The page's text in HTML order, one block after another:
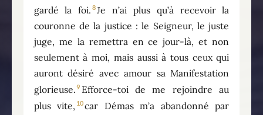
gardé la foi. 8Je n’ai plus qu’à recevoir la
couronne de la justice : le Seigneur, le juste
juge, me la remettra en ce jour-là, et non
seulement à moi, mais aussi à tous ceux qui
auront désiré avec amour sa Manifestation
glorieuse.9 Efforce-toi de me rejoindre au
plus vite, 10car Démas m’a abandonné par